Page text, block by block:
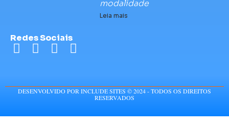
modalidade
Leia mais
Redes Sociais
DESENVOLVIDO POR INCLUDE SITES © 2024 - TODOS OS DIREITOS
RESERVADOS